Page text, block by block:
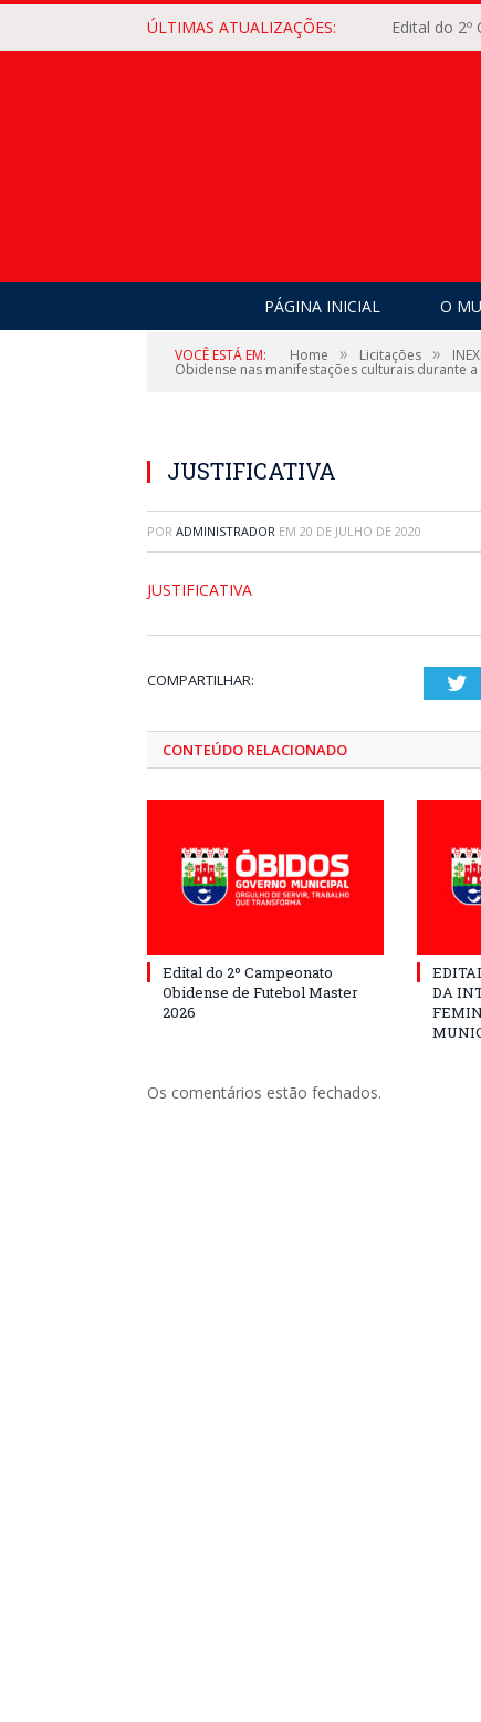
ÚLTIMAS ATUALIZAÇÕES: Edital do
PÁGINA INICIAL O
VOCÊ ESTÁ EM: Home » Licitações »
Obidense nas manifestações culturais durante a
JUSTIFICATIVA
POR ADMINISTRADOR EM 20 DE JULHO DE 2020
JUSTIFICATIVA
COMPARTILHAR:
CONTEÚDO RELACIONADO
Edital do 2º Campeonato
Obidense de Futebol Master
2026
DA
Os comentários estão fechados.